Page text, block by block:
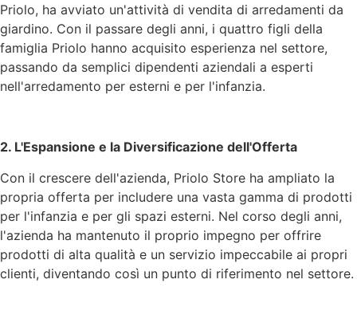
Priolo, ha avviato un'attività di vendita di arredamenti da
giardino. Con il passare degli anni, i quattro figli della
famiglia Priolo hanno acquisito esperienza nel settore,
passando da semplici dipendenti aziendali a esperti
nell'arredamento per esterni e per l'infanzia.
2. L'Espansione e la Diversificazione dell'Offerta
Con il crescere dell'azienda, Priolo Store ha ampliato la
propria offerta per includere una vasta gamma di prodotti
per l'infanzia e per gli spazi esterni. Nel corso degli anni,
l'azienda ha mantenuto il proprio impegno per offrire
prodotti di alta qualità e un servizio impeccabile ai propri
clienti, diventando così un punto di riferimento nel settore.